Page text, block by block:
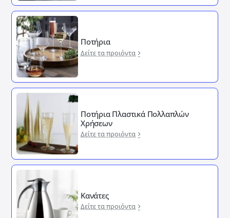
Ποτήρια
Δείτε τα προιόντα
Ποτήρια Πλαστικά Πολλαπλών
Χρήσεων
Δείτε τα προιόντα
Κανάτες
Δείτε τα προιόντα